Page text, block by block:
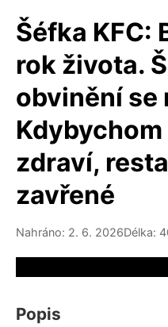
Šéfka KFC:
rok života.
obvinění se
zdraví,
zavřené
Nahráno: 2. 6. 2026Délka:
Popis